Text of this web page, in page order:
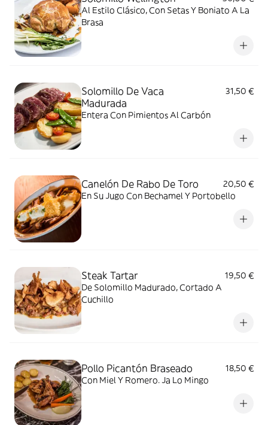
Al Estilo Clásico, Con Setas Y Boniato A La
Brasa
Solomillo De Vaca
Madurada
31,50 €
Entera Con Pimientos Al Carbón
Canelón De Rabo De Toro
20,50 €
En Su Jugo Con Bechamel Y Portobello
Steak Tartar
19,50 €
De Solomillo Madurado, Cortado A
Cuchillo
Pollo Picantón Braseado
18,50 €
Con Miel Y Romero. Ja Lo Mingo